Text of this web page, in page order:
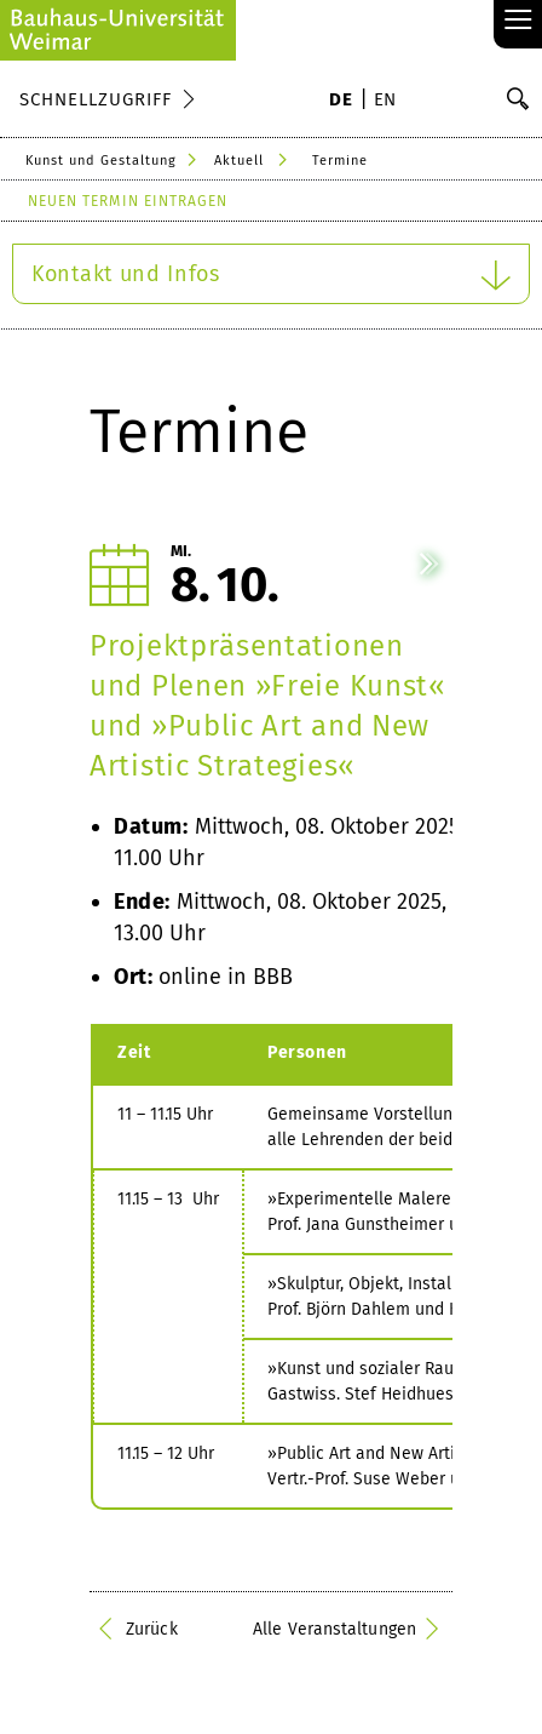
≡
SCHNELLZUGRIFF DE EN
Kunst und Gestaltung Aktuell Termine
NEUEN TERMIN EINTRAGEN
Kontakt und Infos
Termine
MI.
8 10
Projektpräsentationen
und Plenen »Freie Kunst«
und »Public Art and New
Artistic Strategies«
Datum: Mittwoch, 08. Oktober 2025,
11.00 Uhr
Ende: Mittwoch, 08. Oktober 2025,
13.00 Uhr
Ort: online in BBB
Zeit Personen
11 – 11.15 Uhr
Gemeinsame Vorstellung des
alle Lehrenden der beiden
11.15 – 13 Uhr
»Experimentelle Malerei und
Prof. Jana Gunstheimer und Roman
»Skulptur, Objekt, Installation«
Prof. Björn Dahlem und Karla Zipfel
»Kunst und sozialer Raum«
Gastwiss. Stef Heidhues und
11.15 – 12 Uhr
»Public Art and New Artistic
Vertr.-Prof. Suse Weber und
Zurück Alle Veranstaltungen